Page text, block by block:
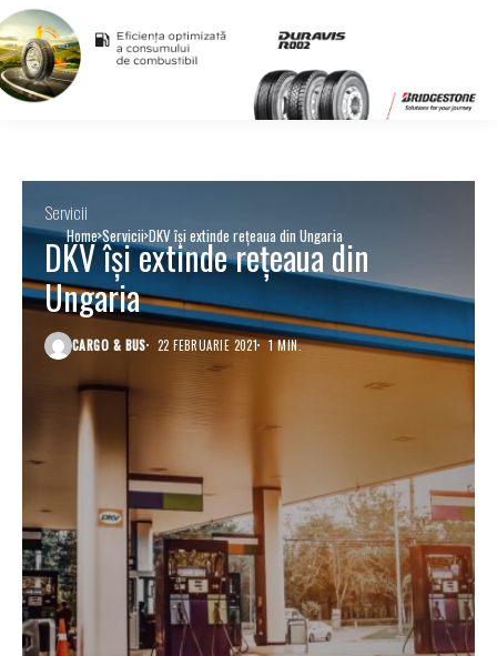
Home Servicii DKV își extinde rețeaua din Ungaria
Servicii
DKV își extinde rețeaua din
Ungaria
CARGO & BUS 22 FEBRUARIE 2021 1 MIN.